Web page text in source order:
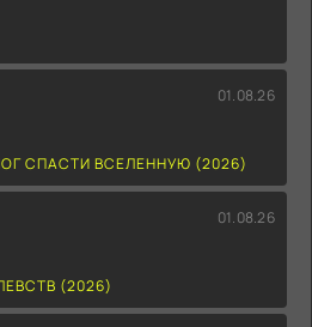
01.08.26
СПАСТИ ВСЕЛЕННУЮ (2026)
01.08.26
(2026)